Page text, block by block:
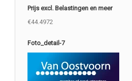
Prijs excl. Belastingen en meer
€44.4972
Foto_detail-7